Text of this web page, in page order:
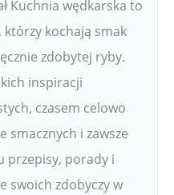
Kuchnia wędkarska to
kochają smak
zdobytej ryby.
inspiracji
czasem celowo
smacznych i zawsze
przepisy, porady i
swoich zdobyczy w